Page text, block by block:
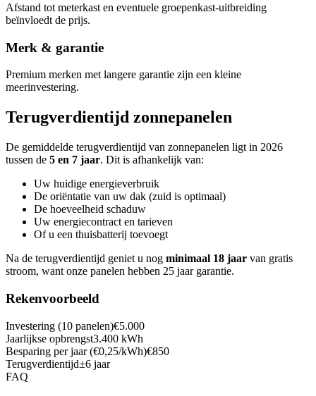
Afstand tot meterkast en eventuele groepenkast-uitbreiding
beïnvloedt de prijs.
Merk & garantie
Premium merken met langere garantie zijn een kleine
meerinvestering.
Terugverdientijd zonnepanelen
De gemiddelde terugverdientijd van zonnepanelen ligt in 2026
tussen de 5 en 7 jaar. Dit is afhankelijk van:
Uw huidige energieverbruik
De oriëntatie van uw dak (zuid is optimaal)
De hoeveelheid schaduw
Uw energiecontract en tarieven
Of u een thuisbatterij toevoegt
Na de terugverdientijd geniet u nog minimaal 18 jaar van gratis
stroom, want onze panelen hebben 25 jaar garantie.
Rekenvoorbeeld
Investering (10 panelen)€5.000
Jaarlijkse opbrengst3.400 kWh
Besparing per jaar (€0,25/kWh)€850
Terugverdientijd±6 jaar
FAQ